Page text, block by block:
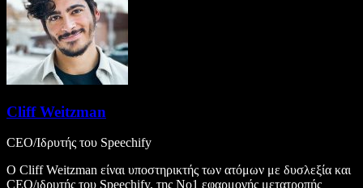
Cliff Weitzman
CEO/Ιδρυτής του Speechify
Ο Cliff Weitzman είναι υποστηρικτής των ατόμων με δυσλεξία και
CEO/ιδρυτής του Speechify, της Νο1 εφαρμογής μετατροπής